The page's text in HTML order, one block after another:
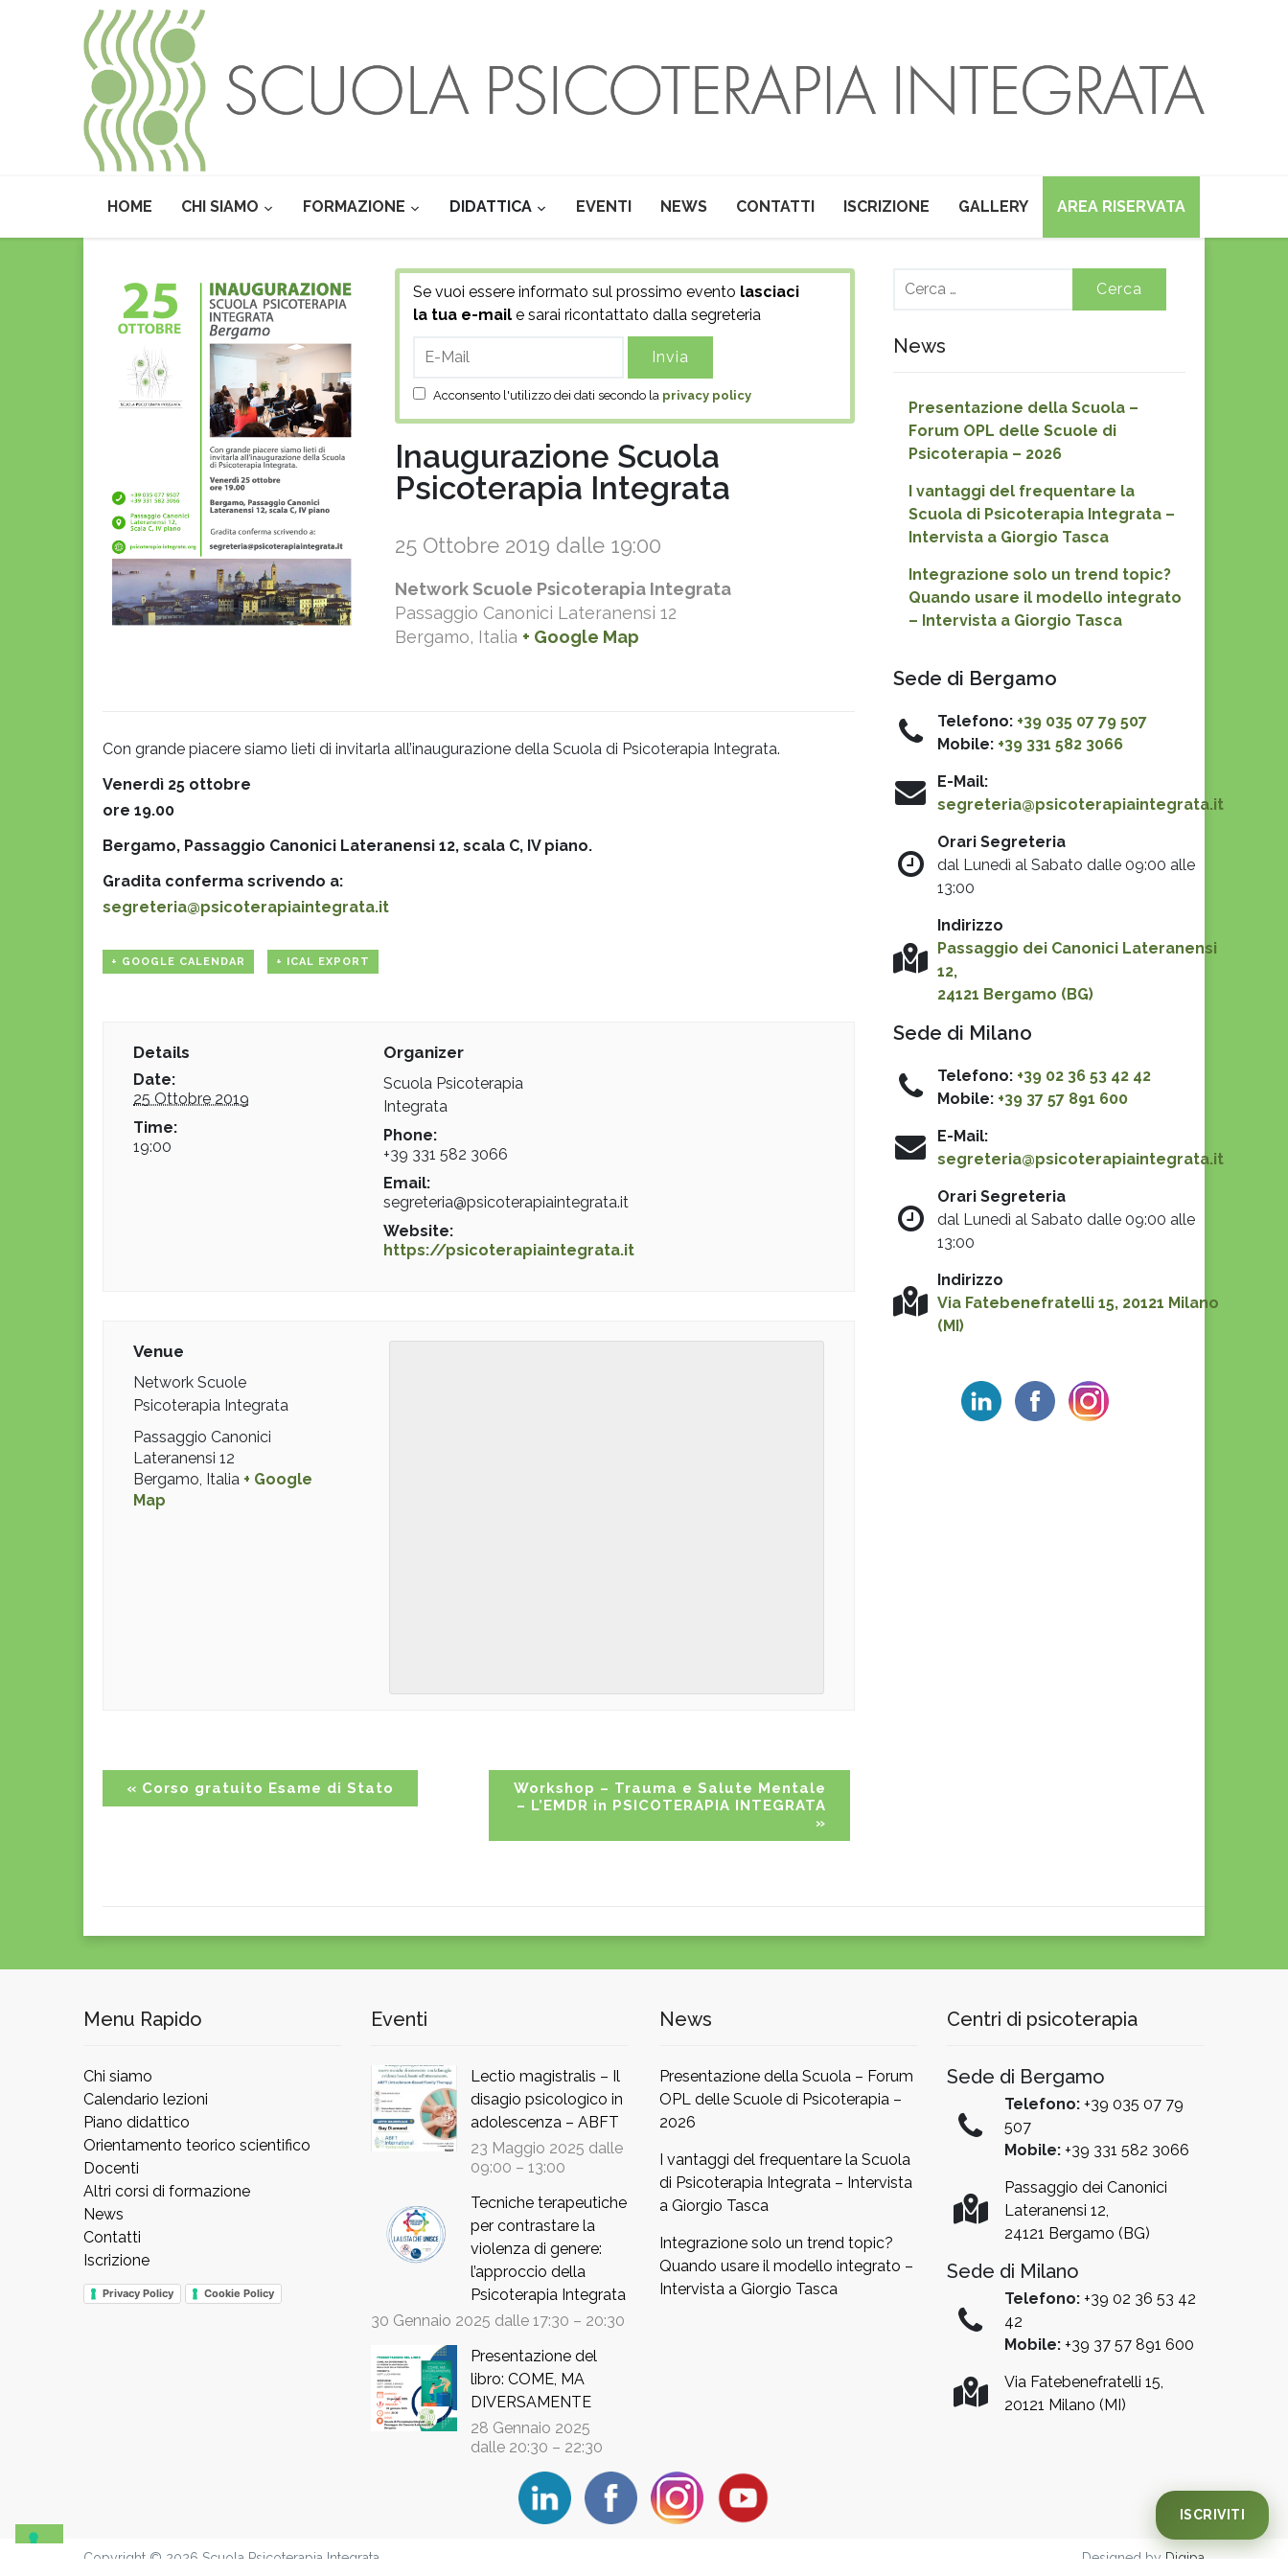
HOME CHI SIAMO FORMAZIONE DIDATTICA EVENTI NEWS CONTATTI ISCRIZIONE GALLERY AREA RISERVATA
Se vuoi essere informato sul prossimo evento lasciaci
la tua e-maile sarai ricontattato dalla segreteria
E-
Acconsento l'utilizzo dei dati secondo la privacy policy
Inaugurazione Scuola
Psicoterapia Integrata
25 Ottobre 2019 dalle 19:00
Network Scuole Psicoterapia Integrata
Passaggio Canonici Lateranensi 12
Bergamo, Italia + Google Map
Con grande piacere siamo lieti di invitarla all’inaugurazione della Scuola di Psicoterapia Integrata.
Venerdì 25 ottobre
ore 19.00
Bergamo, Passaggio Canonici Lateranensi 12, scala C, IV piano.
Gradita conferma scrivendo a:
segreteria@psicoterapiaintegrata.it
+ GOOGLE CALENDAR + ICAL EXPORT
Details
Date:
25 Ottobre 2019
Time:
19:00
Organizer
Scuola Psicoterapia
Integrata
Phone:
+39 331 582 3066
Email:
segreteria@psicoterapiaintegrata.it
Website:
https://psicoterapiaintegrata.it
Venue
Network Scuole
Psicoterapia Integrata
Passaggio Canonici
Lateranensi 12
Bergamo, Italia + Google
Map
Event
Navigation
« Corso gratuito Esame di Stato
Workshop – Trauma e Salute Mentale
– L’EMDR in PSICOTERAPIA INTEGRATA
»
Ricerca
News
Presentazione della Scuola –
Forum OPL delle Scuole di
Psicoterapia – 2026
I vantaggi del frequentare la
Scuola di Psicoterapia Integrata –
Intervista a Giorgio Tasca
Integrazione solo un trend topic?
Quando usare il modello integrato
– Intervista a Giorgio Tasca
Sede di Bergamo
Telefono: +39 035 07 79 507
Mobile: +39 331 582 3066
E-Mail:
segreteria@psicoterapiaintegrata.it
Orari Segreteria
dal Lunedì al Sabato dalle 09:00 alle
13:00
Indirizzo
Passaggio dei Canonici Lateranensi
12,
24121 Bergamo (BG)
Sede di Milano
Telefono: +39 02 36 53 42 42
Mobile: +39 37 57 891 600
E-Mail:
segreteria@psicoterapiaintegrata.it
Orari Segreteria
dal Lunedì al Sabato dalle 09:00 alle
13:00
Indirizzo
Via Fatebenefratelli 15, 20121 Milano
(MI)
Menu Rapido
Chi siamo
Calendario lezioni
Piano didattico
Orientamento teorico scientifico
Docenti
Altri corsi di formazione
News
Contatti
Iscrizione
Privacy Policy Cookie Policy
Eventi
Lectio magistralis – Il
disagio psicologico in
adolescenza – ABFT
23 Maggio 2025 dalle
09:00 –13:00
Tecniche terapeutiche
per contrastare la
violenza di genere:
l’approccio della
Psicoterapia Integrata
30 Gennaio 2025 dalle 17:30 – 20:30
Presentazione del
libro: COME, MA
DIVERSAMENTE
28 Gennaio 2025
dalle 20:30 – 22:30
News
Presentazione della Scuola – Forum
OPL delle Scuole di Psicoterapia –
2026
I vantaggi del frequentare la Scuola
di Psicoterapia Integrata – Intervista
a Giorgio Tasca
Integrazione solo un trend topic?
Quando usare il modello integrato –
Intervista a Giorgio Tasca
Centri di psicoterapia
Sede di Bergamo
Telefono: +39 035 07 79
507
Mobile: +39 331 582 3066
Passaggio dei Canonici
Lateranensi 12,
24121 Bergamo (BG)
Sede di Milano
Telefono: +39 02 36 53 42
42
Mobile: +39 37 57 891 600
Via Fatebenefratelli 15,
20121 Milano (MI)
Copyright © 2026 Scuola Psicoterapia Integrata Designed by Digipa
Iscrizione AA 27/28
Chiedi un colloquio